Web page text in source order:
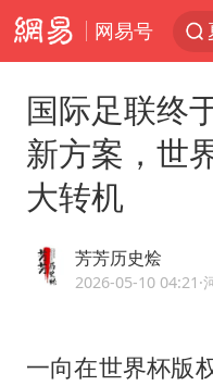
网易号
国际足联终
新方案，世
大转机
芳芳历史烩
2026-05-10 04:21 ·
一向在世界杯版